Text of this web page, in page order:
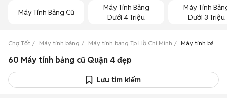
Máy Tính Bảng Cũ
Máy Tính Bảng
Dưới 4 Triệu
Máy Tính
Dưới 3 Triệu
Chợ Tốt Máy tính bảng Máy tính bảng Tp Hồ Chí Minh Máy tính bảng
60 Máy tính bảng cũ Quận 4 đẹp
Lưu tìm kiếm